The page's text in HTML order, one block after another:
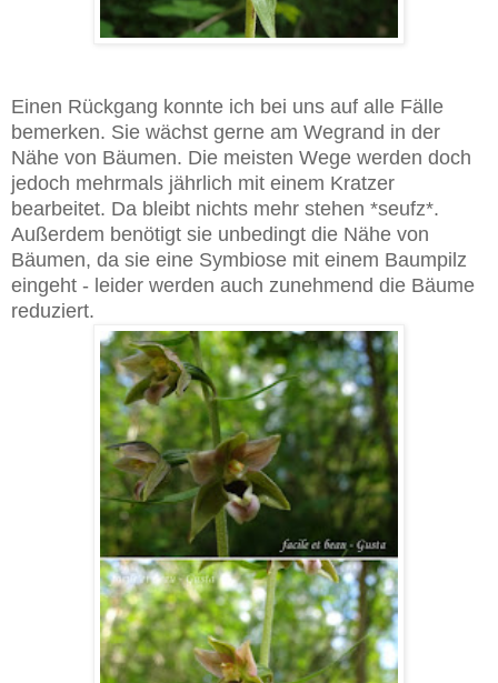
Einen Rückgang konnte ich bei uns auf alle Fälle
bemerken. Sie wächst gerne am Wegrand in der
Nähe von Bäumen. Die meisten Wege werden doch
jedoch mehrmals jährlich mit einem Kratzer
bearbeitet. Da bleibt nichts mehr stehen *seufz*.
Außerdem benötigt sie unbedingt die Nähe von
Bäumen, da sie eine Symbiose mit einem Baumpilz
eingeht - leider werden auch zunehmend die Bäume
reduziert.